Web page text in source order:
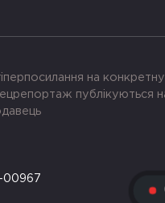
на
публікуються
00967